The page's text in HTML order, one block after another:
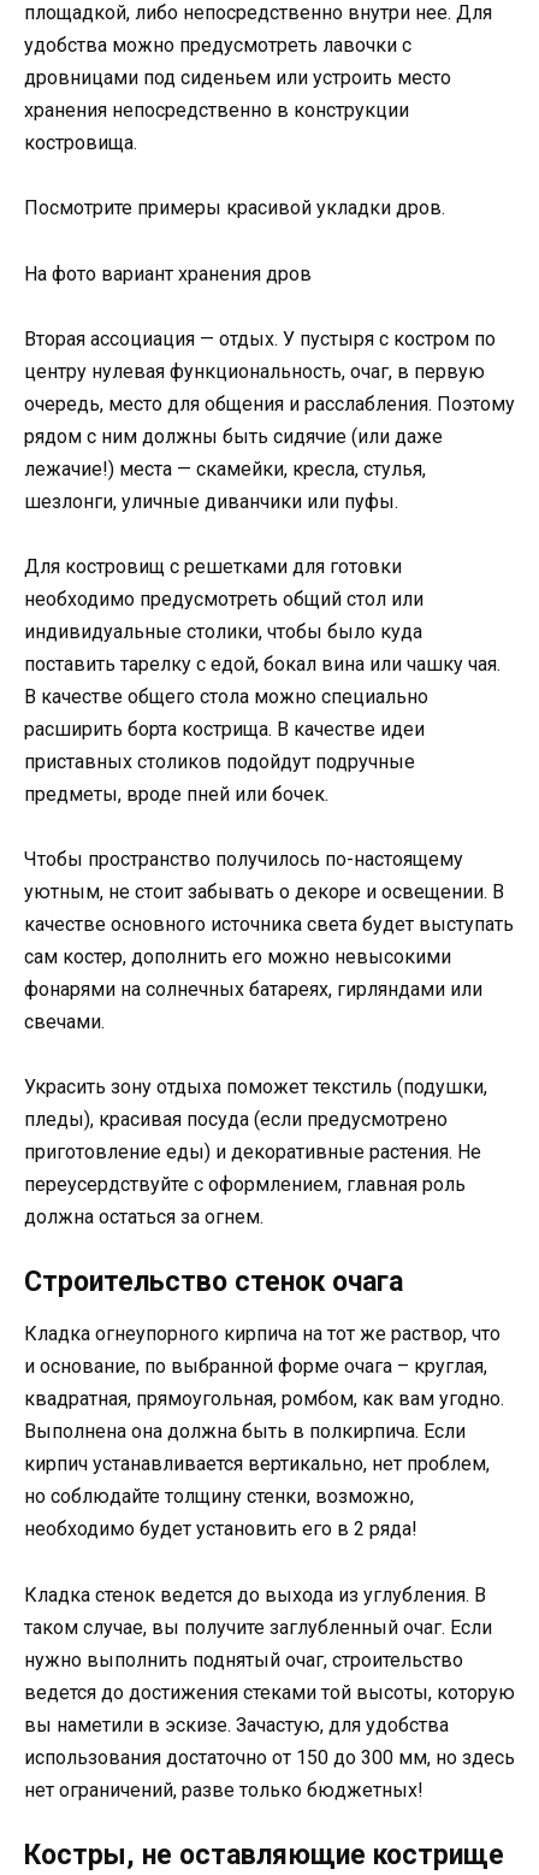
площадкой, либо непосредственно внутри нее. Для
удобства можно предусмотреть лавочки с
дровницами под сиденьем или устроить место
хранения непосредственно в конструкции
костровища.
Посмотрите примеры красивой укладки дров.
На фото вариант хранения дров
Вторая ассоциация — отдых. У пустыря с костром по
центру нулевая функциональность, очаг, в первую
очередь, место для общения и расслабления. Поэтому
рядом с ним должны быть сидячие (или даже
лежачие!) места — скамейки, кресла, стулья,
шезлонги, уличные диванчики или пуфы.
Для костровищ с решетками для готовки
необходимо предусмотреть общий стол или
индивидуальные столики, чтобы было куда
поставить тарелку с едой, бокал вина или чашку чая.
В качестве общего стола можно специально
расширить борта кострища. В качестве идеи
приставных столиков подойдут подручные
предметы, вроде пней или бочек.
Чтобы пространство получилось по-настоящему
уютным, не стоит забывать о декоре и освещении. В
качестве основного источника света будет выступать
сам костер, дополнить его можно невысокими
фонарями на солнечных батареях, гирляндами или
свечами.
Украсить зону отдыха поможет текстиль (подушки,
пледы), красивая посуда (если предусмотрено
приготовление еды) и декоративные растения. Не
переусердствуйте с оформлением, главная роль
должна остаться за огнем.
Строительство стенок очага
Кладка огнеупорного кирпича на тот же раствор, что
и основание, по выбранной форме очага – круглая,
квадратная, прямоугольная, ромбом, как вам угодно.
Выполнена она должна быть в полкирпича. Если
кирпич устанавливается вертикально, нет проблем,
но соблюдайте толщину стенки, возможно,
необходимо будет установить его в 2 ряда!
Кладка стенок ведется до выхода из углубления. В
таком случае, вы получите заглубленный очаг. Если
нужно выполнить поднятый очаг, строительство
ведется до достижения стеками той высоты, которую
вы наметили в эскизе. Зачастую, для удобства
использования достаточно от 150 до 300 мм, но здесь
нет ограничений, разве только бюджетных!
Костры, не оставляющие кострище